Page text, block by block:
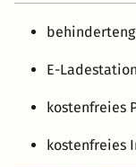
E-Ladestation
kostenfreies
kostenfreies